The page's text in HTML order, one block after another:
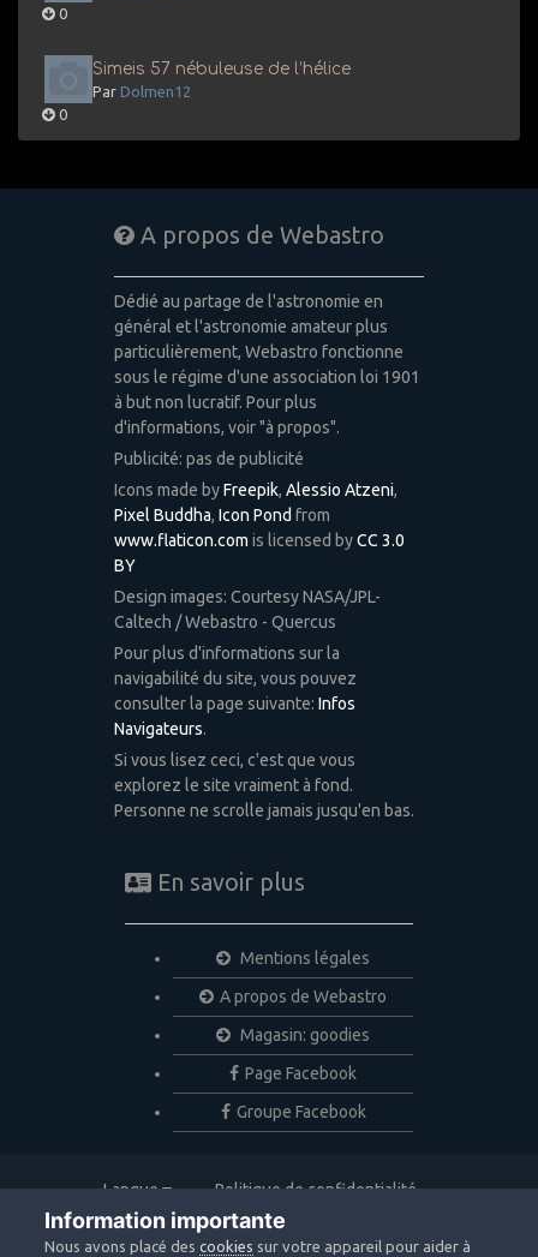
0
Simeis 57 nébuleuse de l’hélice
Par Dolmen12
0
A propos de Webastro
Dédié au partage de l'astronomie en
général et l'astronomie amateur plus
particulièrement, Webastro fonctionne
sous le régime d'une association loi 1901
à but non lucratif. Pour plus
d'informations, voir "à propos".
Publicité: pas de publicité
Icons made byFreepik, Alessio Atzeni,
Pixel Buddha, Icon Pond from
www.flaticon.com is licensed byCC 3.0
BY
Design images: Courtesy NASA/JPL-
Caltech / Webastro - Quercus
Pour plus d'informations sur la
navigabilité du site, vous pouvez
consulter la page suivante: Infos
Navigateurs.
Si vous lisez ceci, c'est que vous
explorez le site vraiment à fond.
Personne ne scrolle jamais jusqu'en bas.
En savoir plus
Mentions légales
A propos de Webastro
Magasin: goodies
Page Facebook
Groupe Facebook
Langue
Politique de confidentialité
Nous contacter
Copyright © 2020 Webastro
Information importante
Nous avons placé descookies sur votre appareil pour aider à